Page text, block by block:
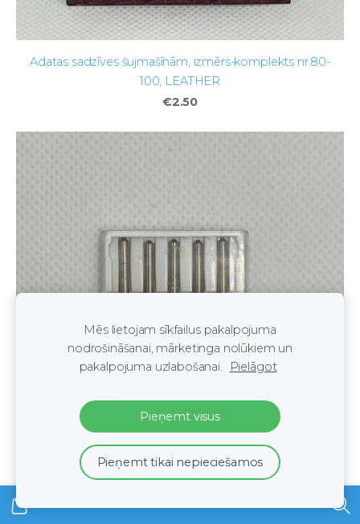
Adatas sadzīves šujmašīnām, izmērs-komplekts nr.80-
100, LEATHER
€2.50
Mēs lietojam sīkfailus pakalpojuma
nodrošināšanai, mārketinga nolūkiem un
pakalpojuma uzlabošanai.
Pielāgot
Pieņemt visus
Pieņemt tikai nepieciešamos